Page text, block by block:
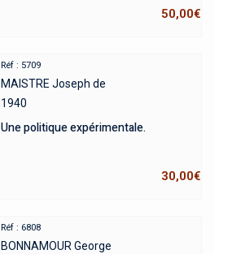
50,00€
Réf : 5709
MAISTRE Joseph de
1940
Une politique expérimentale.
30,00€
Réf : 6808
BONNAMOUR George